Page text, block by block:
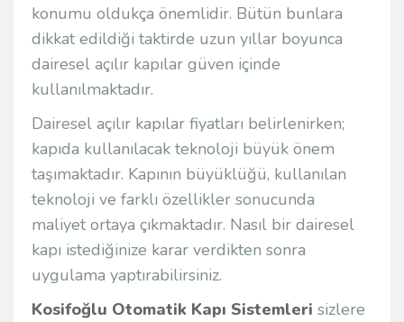
konumu oldukça önemlidir. Bütün bunlara
dikkat edildiği taktirde uzun yıllar boyunca
dairesel açılır kapılar güven içinde
kullanılmaktadır.
Dairesel açılır kapılar fiyatları belirlenirken;
kapıda kullanılacak teknoloji büyük önem
taşımaktadır. Kapının büyüklüğü, kullanılan
teknoloji ve farklı özellikler sonucunda
maliyet ortaya çıkmaktadır. Nasıl bir dairesel
kapı istediğinize karar verdikten sonra
uygulama yaptırabilirsiniz.
Kosifoğlu Otomatik Kapı Sistemleri sizlere